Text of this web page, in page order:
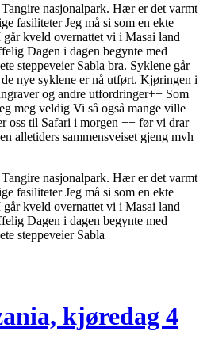
nasjonalpark. Hær er det varmt
fasiliteter Jeg må si som en ekte
kveld overnattet vi i Masai land
Dagen i dagen begynte med
steppeveier Sabla bra. Syklene går
nye syklene er nå utført. Kjøringen i
og andre utfordringer++ Som
meg veldig Vi så også mange ville
oss til Safari i morgen ++ før vi drar
alletiders sammensveiset gjeng mvh
nasjonalpark. Hær er det varmt
fasiliteter Jeg må si som en ekte
kveld overnattet vi i Masai land
Dagen i dagen begynte med
steppeveier Sabla
kjøredag 4